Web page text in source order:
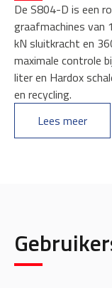
De S804-D is een
graafmachines van
kN sluitkracht en
maximale controle
liter en Hardox
en recycling.
Lees meer